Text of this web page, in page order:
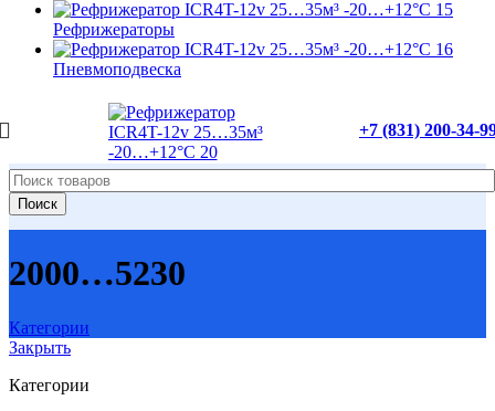
Рефрижераторы
Пневмоподвеска
+7 (831) 200-34-
Поиск
2000…5230
Категории
Закрыть
Категории